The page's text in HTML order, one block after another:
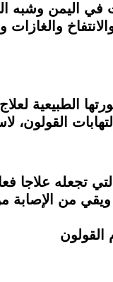
اليمن وشبه
الطبيعية
التي تجعله
ويقي من الإصابة